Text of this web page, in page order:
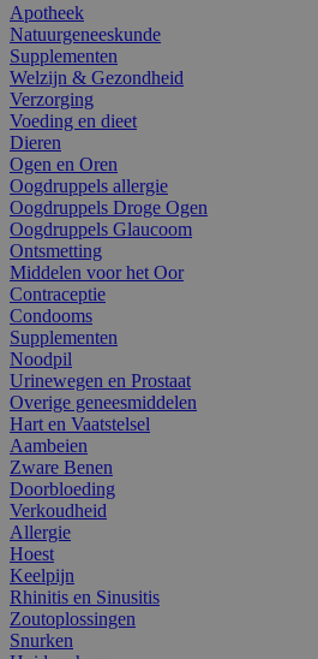
Apotheek
Natuurgeneeskunde
Supplementen
Welzijn & Gezondheid
Verzorging
Voeding en dieet
Dieren
Ogen en Oren
Oogdruppels allergie
Oogdruppels Droge Ogen
Oogdruppels Glaucoom
Ontsmetting
Middelen voor het Oor
Contraceptie
Condooms
Supplementen
Noodpil
Urinewegen en Prostaat
Overige geneesmiddelen
Hart en Vaatstelsel
Aambeien
Zware Benen
Doorbloeding
Verkoudheid
Allergie
Hoest
Keelpijn
Rhinitis en Sinusitis
Zoutoplossingen
Snurken